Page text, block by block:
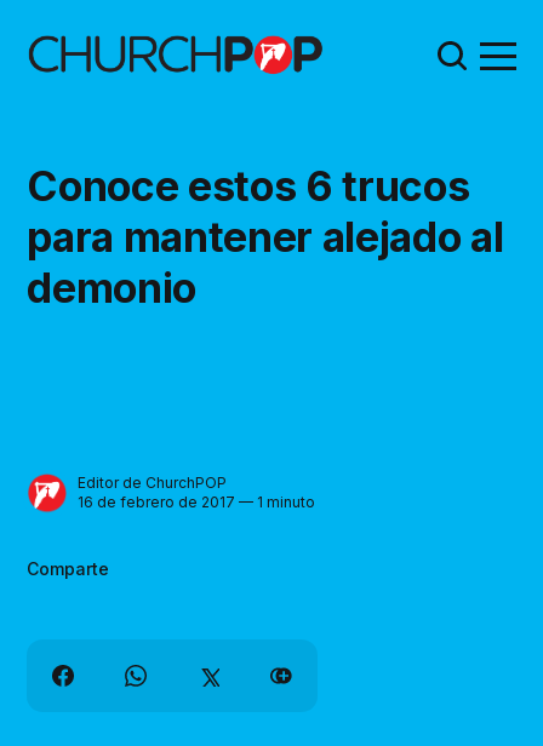
Conoce estos 6 trucos
para mantener alejado al
demonio
Editor de ChurchPOP
16 de febrero de 2017 — 1 minuto
Comparte